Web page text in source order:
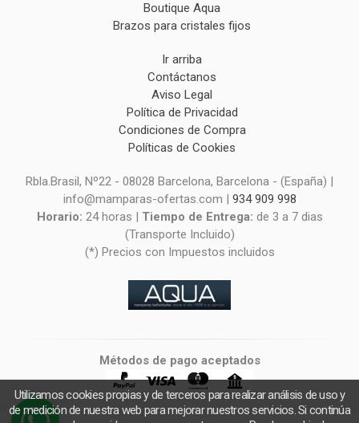
Boutique Aqua
Brazos para cristales fijos
Ir arriba
Contáctanos
Aviso Legal
Política de Privacidad
Condiciones de Compra
Políticas de Cookies
Rbla.Brasil, Nº22 - 08028 Barcelona, Barcelona - (España) |
info@mamparas-ofertas.com | 934 909 998
Horario: 24 horas | Tiempo de Entrega: de 3 a 7 dias
(Transporte Incluido)
(*) Precios con Impuestos incluidos
Métodos de pago aceptados
Utilizamos cookies propias y de terceros para realizar análisis de uso y
de medición de nuestra web para mejorar nuestros servicios. Si continúa